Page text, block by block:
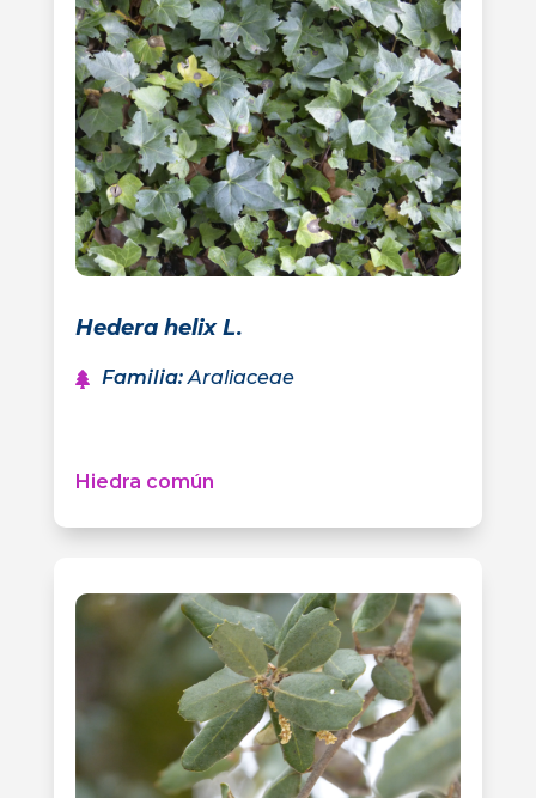
Hedera helix L.
Familia:Araliaceae
Hiedra común